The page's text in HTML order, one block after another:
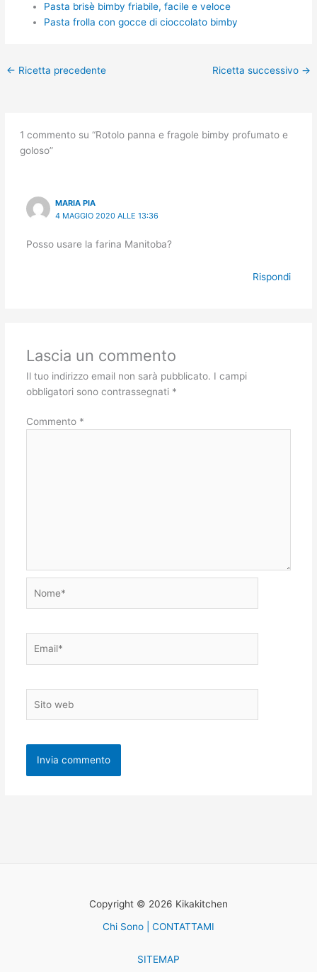
Pasta brisè bimby friabile, facile e veloce
Pasta frolla con gocce di cioccolato bimby
← Ricetta precedente Ricetta successivo →
1 commento su “Rotolo panna e fragole bimby profumato e
goloso”
MARIA PIA
4 MAGGIO 2020 ALLE 13:36
Posso usare la farina Manitoba?
Rispondi
Lascia un commento
Il tuo indirizzo email non sarà pubblicato. I campi
obbligatori sono contrassegnati *
Commento *
web
Copyright © 2026 Kikakitchen
Chi Sono | CONTATTAMI
SITEMAP